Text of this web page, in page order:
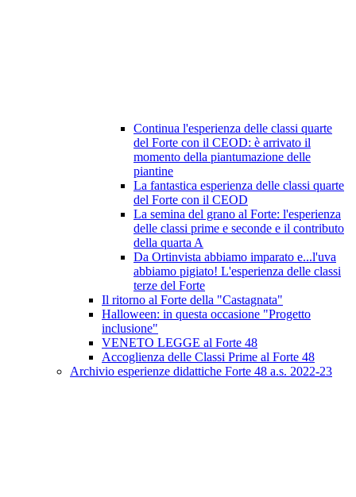
Continua l'esperienza delle classi quarte
del Forte con il CEOD: è arrivato il
momento della piantumazione delle
piantine
La fantastica esperienza delle classi quarte
del Forte con il CEOD
La semina del grano al Forte: l'esperienza
delle classi prime e seconde e il contributo
della quarta A
Da Ortinvista abbiamo imparato e...l'uva
abbiamo pigiato! L'esperienza delle classi
terze del Forte
Il ritorno al Forte della "Castagnata"
Halloween: in questa occasione "Progetto
inclusione"
VENETO LEGGE al Forte 48
Accoglienza delle Classi Prime al Forte 48
Archivio esperienze didattiche Forte 48 a.s. 2022-23